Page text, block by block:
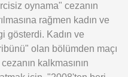
oynama" cezanın
rağmen kadın ve
gösterdi. Kadın ve
olan bölümden maçı
kalkmasının